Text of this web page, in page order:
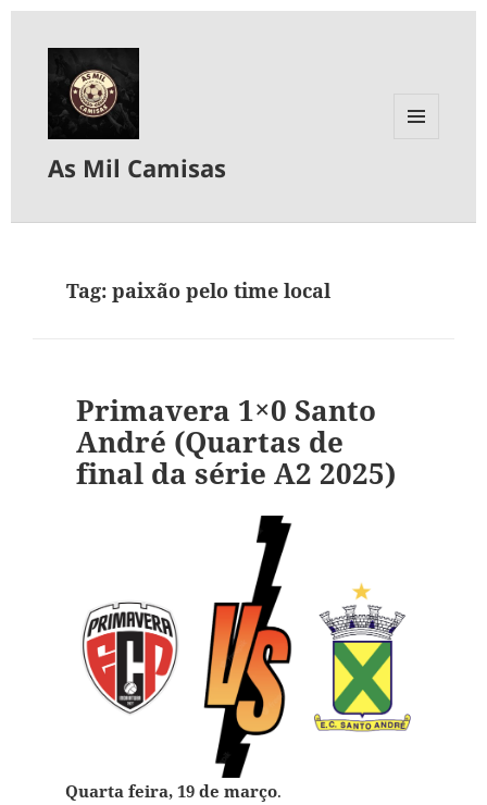
As Mil Camisas
Tag:paixão pelo time local
Primavera 1×0 Santo
André (Quartas de
final da série A2 2025)
Quarta feira, 19 de março.